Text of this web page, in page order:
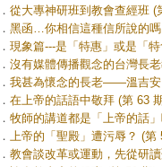
． 從大專神研班到教會查經班 (
． 黑函…你相信這種信所說的
． 現象篇---是「特惠」或是「
． 沒有媒體傳播觀念的台灣長
． 我甚為懷念的長老——溫吉安
． 在上帝的話語中敬拜 (第 63
． 牧師的講道都是「上帝的話
． 上帝的「聖殿」遭污辱？ (第
． 教會談改革或運動，先從研